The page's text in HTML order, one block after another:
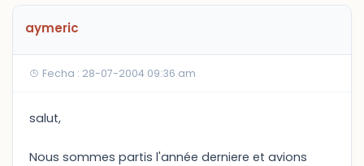
aymeric
Fecha : 28-07-2004 09:36 am
salut,
Nous sommes partis l'année derniere et avions